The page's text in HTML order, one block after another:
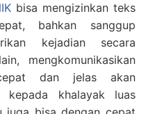
bisa mengizinkan teks
bahkan sanggup
kejadian secara
mengkomunikasikan
dan jelas akan
kepada khalayak luas